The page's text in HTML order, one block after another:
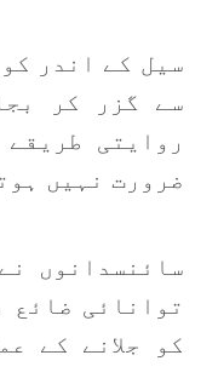
سیل کے اندر
سے گزر کر
روایتی
ضرورت نہیں
سائنسدانوں
توانائی ضائع
کو جلانے کے